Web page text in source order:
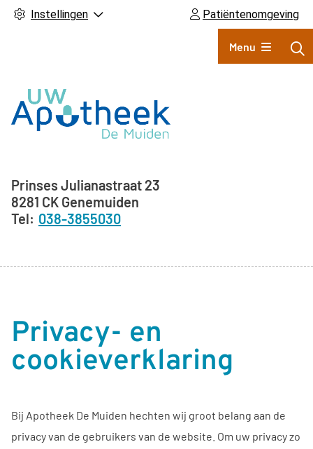
Instellingen Patiëntenomgeving
Hoofdmenu
Menu
Adresgegevens
Prinses Julianastraat 23
8281 CK Genemuiden
038-3855030
Privacy- en
cookieverklaring
Bij Apotheek De Muiden hechten wij groot belang aan de
privacy van de gebruikers van de website. Om uw privacy zo